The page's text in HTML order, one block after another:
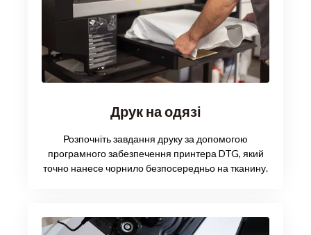
Друк на одязі
Розпочніть завдання друку за допомогою
програмного забезпечення принтера DTG, який
точно нанесе чорнило безпосередньо на тканину.